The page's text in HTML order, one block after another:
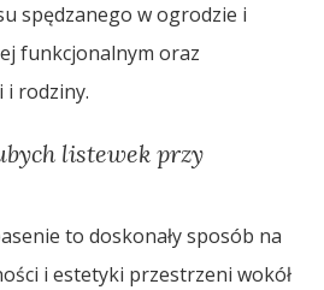
spędzanego w ogrodzie i
funkcjonalnym oraz
i rodziny.
listewek przy
to doskonały sposób na
i estetyki przestrzeni wokół